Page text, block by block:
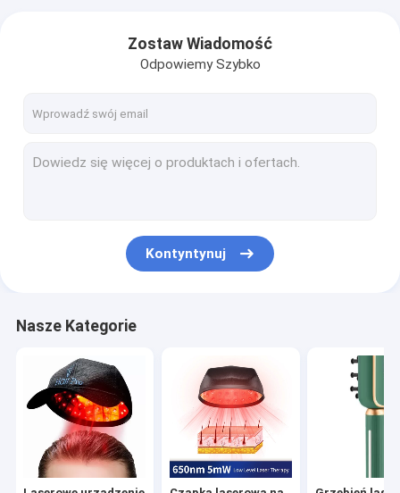
Zostaw Wiadomość
Odpowiemy Szybko
Kontyntynuj
Nasze Kategorie